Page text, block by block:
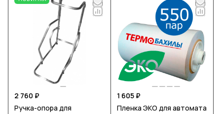
2 760 ₽
Ручка-опора для
1 605 ₽
Пленка ЭКО для автомата